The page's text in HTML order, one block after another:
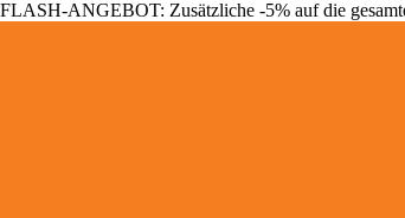
FLASH-ANGEBOT: Zusätzliche -5% auf die